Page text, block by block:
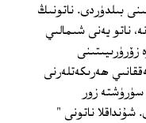
بىلدۈردى. ناتونىڭ
ناتو يەنى شىمالىي
ھەرىكەتلەرنى
زور
شۇنداقلا ناتونى "